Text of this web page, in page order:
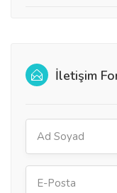
İletişim